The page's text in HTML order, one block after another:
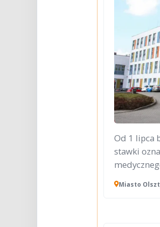
Od 1 lipca
stawki
Miasto